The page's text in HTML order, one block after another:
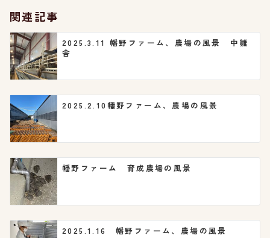
シ
ョ
ン
関連記事
2025.3.11 幡野ファーム、農場の風景 中雛
舎
2025.2.10幡野ファーム、農場の風景
幡野ファーム 育成農場の風景
2025.1.16 幡野ファーム、農場の風景